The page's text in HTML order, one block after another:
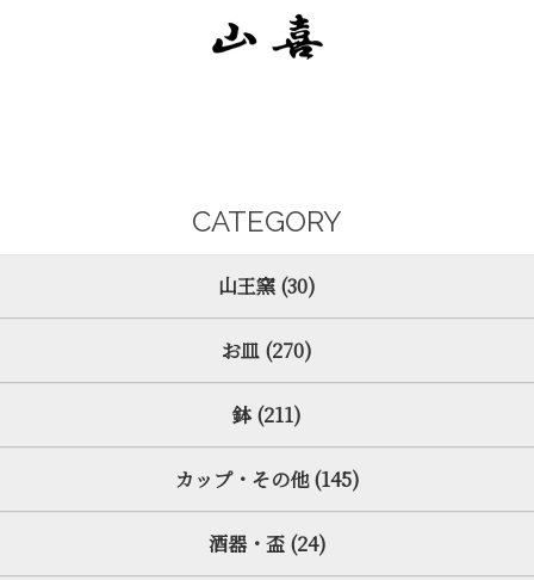
CATEGORY
山王窯 (30)
お皿 (270)
鉢 (211)
カップ・その他 (145)
酒器・盃 (24)